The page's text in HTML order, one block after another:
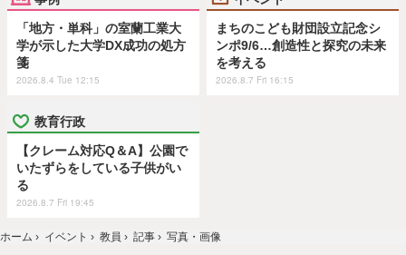
「地方・単科」の室蘭工業大
学が示した大学DX成功の処方
箋
2026.8.4 Tue 12:15
まちのこども財団設立記念シ
ンポ9/6…創造性と探究の未来
を考える
2026.8.7 Fri 16:15
教育行政
【クレーム対応Q＆A】公園で
いたずらをしている子供がい
る
2026.8.7 Fri 19:45
ホーム › イベント › 教員 › 記事 › 写真・画像